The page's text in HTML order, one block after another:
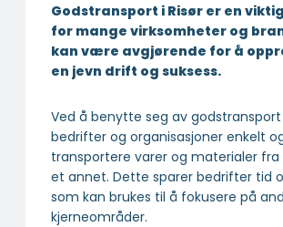
Godstransport i Risør er en
for mange virksomheter og
kan være avgjørende for å
en jevn drift og suksess.
Ved å benytte seg av godstransport
bedrifter og organisasjoner enkelt
transportere varer og materialer
et annet. Dette sparer bedrifter tid
som kan brukes til å fokusere på
kjerneområder.